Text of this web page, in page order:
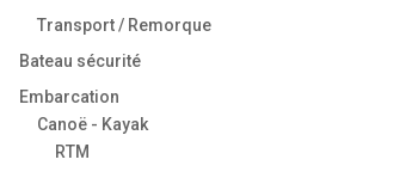
Transport / Remorque
Bateau sécurité
Embarcation
Canoë - Kayak
RTM